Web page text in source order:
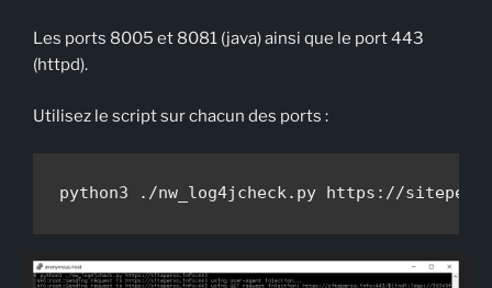
Les ports 8005 et 8081 (java) ainsi que le port 443
(httpd).
Utilisez le script sur chacun des ports :
python3 ./nw_log4jcheck.py https://